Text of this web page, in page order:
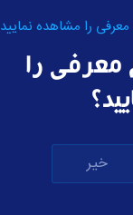
را مشاهده نمایید
معرفی را
خیر